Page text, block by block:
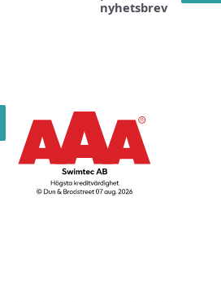
nyhetsbrev